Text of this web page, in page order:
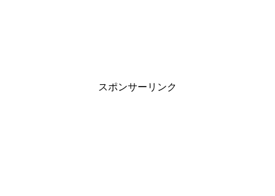
スポンサーリンク